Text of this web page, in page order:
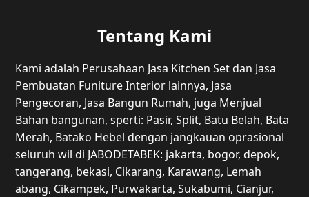
Tentang Kami
Kami adalah Perusahaan Jasa Kitchen Set dan Jasa
Pembuatan Funiture Interior lainnya, Jasa
Pengecoran, Jasa Bangun Rumah, juga Menjual
Bahan bangunan, sperti: Pasir, Split, Batu Belah, Bata
Merah, Batako Hebel dengan jangkauan oprasional
seluruh wil di JABODETABEK: jakarta, bogor, depok,
tangerang, bekasi, Cikarang, Karawang, Lemah
abang, Cikampek, Purwakarta, Sukabumi, Cianjur,